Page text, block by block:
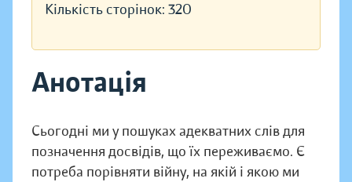
Кількість сторінок: 320
Анотація
Сьогодні ми у пошуках адекватних слів для
позначення досвідів, що їх переживаємо. Є
потреба порівняти війну, на якій і якою ми